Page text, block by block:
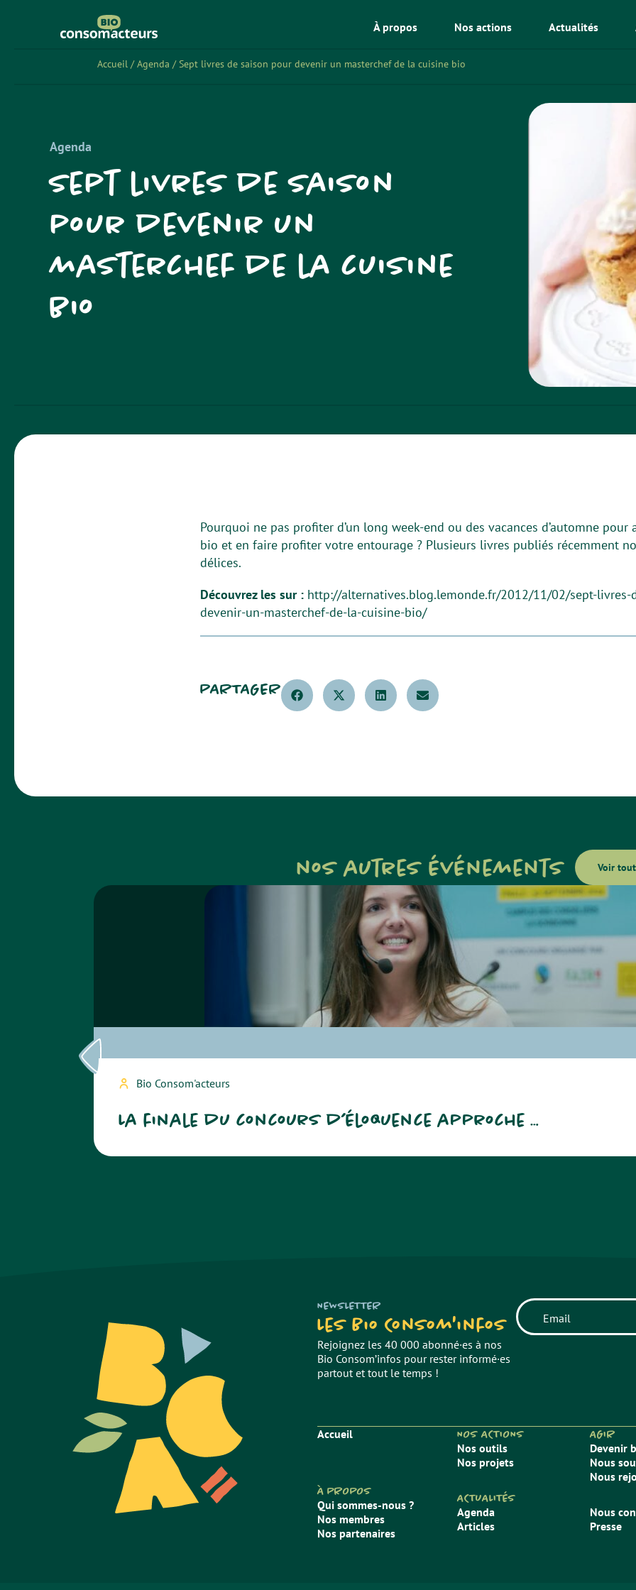
À propos Nos actions Actualités
Accueil /Agenda /Sept livres de saison pour devenir un masterchef de la cuisine bio
Agenda
Sept livres de saison
pour devenir un
masterchef de la cuisine
bio
Pourquoi ne pas profiter d’un long week-end ou des vacances d’automne pour
bio et en faire profiter votre entourage ? Plusieurs livres publiés récemment
délices.
Découvrez les sur : http://alternatives.blog.lemonde.fr/2012/11/02/sept-livres-
devenir-un-masterchef-de-la-cuisine-bio/
PARTAGER
nos autres événements Voir tout
Bio Consom'acteurs
La finale du concours d’éloquence approche …
NEWSLETTER
Les Bio Consom'infos
Rejoignez les 40 000 abonné·es à nos
Bio Consom’infos pour rester informé·es
partout et tout le temps !
Accueil
À PROPOS
Qui sommes-nous ?
Nos membres
Nos partenaires
NOS ACTIONS
Nos outils
Nos projets
ACTUALITÉS
Agenda
Articles
AGIR
Devenir
Nous
Nous
Nous
Presse